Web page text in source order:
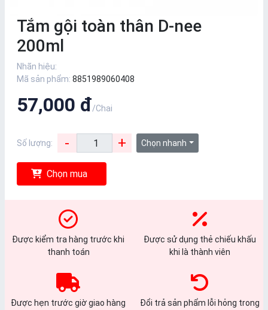
Tắm gội toàn thân D-nee
200ml
Nhãn hiệu:
Mã sản phẩm: 8851989060408
57,000 đ/Chai
Số lượng: - + Chọn nhanh
Chọn mua
Được kiểm tra hàng trước khi
thanh toán
Được sử dụng thẻ chiếu khấu
khi là thành viên
Được hẹn trước giờ giao hàng
Đổi trả sản phẩm lỗi hỏng trong